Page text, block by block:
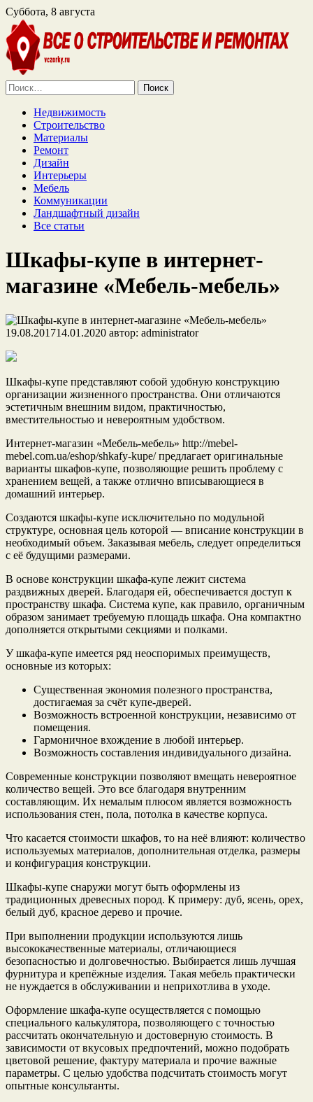
Суббота, 8 августа
Найти:
Недвижимость
Строительство
Материалы
Ремонт
Дизайн
Интерьеры
Мебель
Коммуникации
Ландшафтный дизайн
Все статьи
Шкафы-купе в интернет-
магазине «Мебель-мебель»
19.08.201714.01.2020 автор: administrator
Шкафы-купе представляют собой удобную конструкцию
организации жизненного пространства. Они отличаются
эстетичным внешним видом, практичностью,
вместительностью и невероятным удобством.
Интернет-магазин «Мебель-мебель» http://mebel-
mebel.com.ua/eshop/shkafy-kupe/ предлагает оригинальные
варианты шкафов-купе, позволяющие решить проблему с
хранением вещей, а также отлично вписывающиеся в
домашний интерьер.
Создаются шкафы-купе исключительно по модульной
структуре, основная цель которой — вписание конструкции в
необходимый объем. Заказывая мебель, следует определиться
с её будущими размерами.
В основе конструкции шкафа-купе лежит система
раздвижных дверей. Благодаря ей, обеспечивается доступ к
пространству шкафа. Система купе, как правило, органичным
образом занимает требуемую площадь шкафа. Она компактно
дополняется открытыми секциями и полками.
У шкафа-купе имеется ряд неоспоримых преимуществ,
основные из которых:
Существенная экономия полезного пространства,
достигаемая за счёт купе-дверей.
Возможность встроенной конструкции, независимо от
помещения.
Гармоничное вхождение в любой интерьер.
Возможность составления индивидуального дизайна.
Современные конструкции позволяют вмещать невероятное
количество вещей. Это все благодаря внутренним
составляющим. Их немалым плюсом является возможность
использования стен, пола, потолка в качестве корпуса.
Что касается стоимости шкафов, то на неё влияют: количество
используемых материалов, дополнительная отделка, размеры
и конфигурация конструкции.
Шкафы-купе снаружи могут быть оформлены из
традиционных древесных пород. К примеру: дуб, ясень, орех,
белый дуб, красное дерево и прочие.
При выполнении продукции используются лишь
высококачественные материалы, отличающиеся
безопасностью и долговечностью. Выбирается лишь лучшая
фурнитура и крепёжные изделия. Такая мебель практически
не нуждается в обслуживании и неприхотлива в уходе.
Оформление шкафа-купе осуществляется с помощью
специального калькулятора, позволяющего с точностью
рассчитать окончательную и достоверную стоимость. В
зависимости от вкусовых предпочтений, можно подобрать
цветовой решение, фактуру материала и прочие важные
параметры. С целью удобства подсчитать стоимость могут
опытные консультанты.